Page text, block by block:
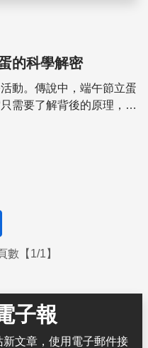
的科學解密
動。傳說中，端午節立蛋
需要了解背後的原理，無
數【1/1】
子報
文章，使用電子郵件接